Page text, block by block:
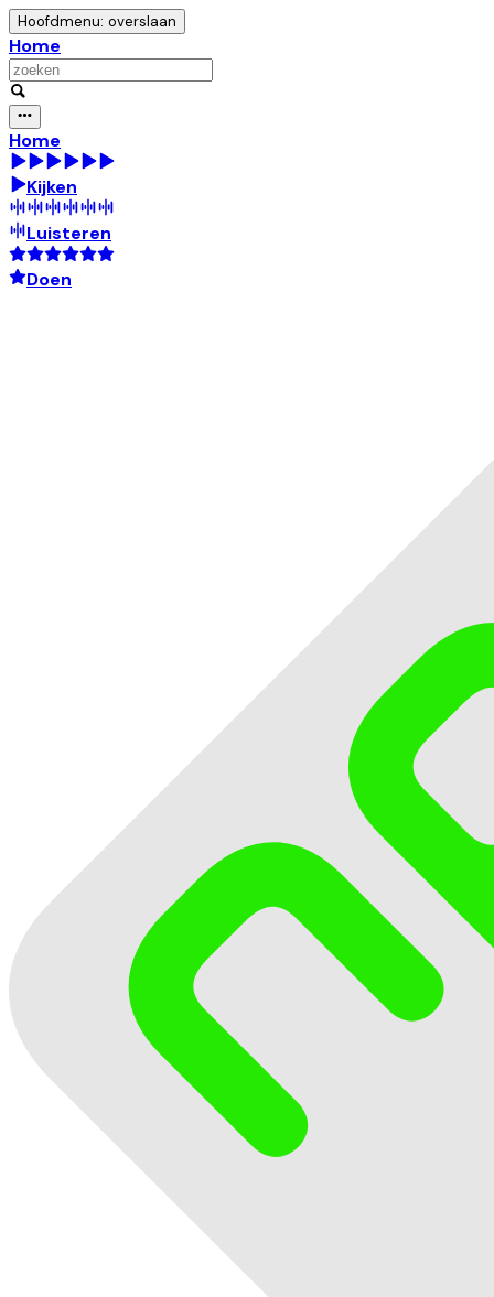
Hoofdmenu: overslaan
Home
Home
Kijken
Luisteren
Doen